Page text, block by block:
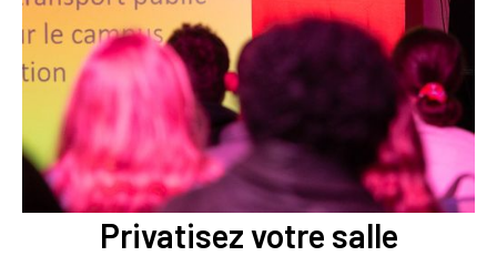
Privatisez votre salle